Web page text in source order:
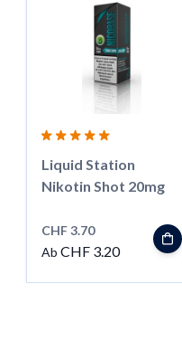
Liquid Station
Nikotin Shot 20mg
CHF 3.70
Ab CHF 3.20